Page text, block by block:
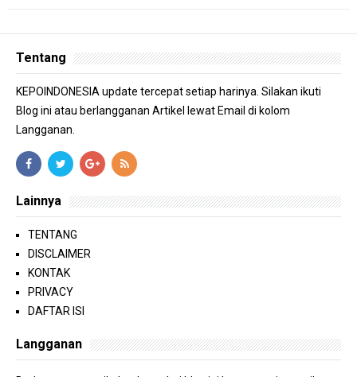
Tentang
KEPOINDONESIA update tercepat setiap harinya. Silakan ikuti
Blog ini atau berlangganan Artikel lewat Email di kolom
Langganan.
Lainnya
TENTANG
DISCLAIMER
KONTAK
PRIVACY
DAFTAR ISI
Langganan